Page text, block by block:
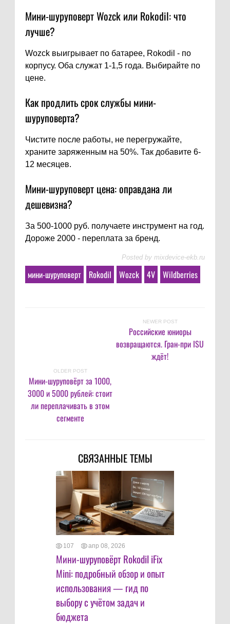
Мини-шуруповерт Wozck или Rokodil: что
лучше?
Wozck выигрывает по батарее, Rokodil - по
корпусу. Оба служат 1-1,5 года. Выбирайте по
цене.
Как продлить срок службы мини-
шуруповерта?
Чистите после работы, не перегружайте,
храните заряженным на 50%. Так добавите 6-
12 месяцев.
Мини-шуруповерт цена: оправдана ли
дешевизна?
За 500-1000 руб. получаете инструмент на год.
Дороже 2000 - переплата за бренд.
Posted by mixdevice-ekb.ru
мини-шуруповерт Rokodil Wozck 4V Wildberries
NEWER POST
Российские юниоры
возвращаются. Гран-при ISU
ждёт!
OLDER POST
Мини-шуруповёрт за 1000,
3000 и 5000 рублей: стоит
ли переплачивать в этом
сегменте
СВЯЗАННЫЕ ТЕМЫ
107 апр 08, 2026
Мини-шуруповёрт Rokodil iFix
Mini: подробный обзор и опыт
использования — гид по
выбору с учётом задач и
бюджета